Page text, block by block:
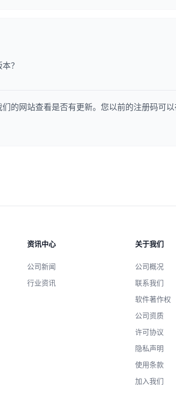
？
的网站查看是否有更新。您以前的注册码可以
资讯中心
公司新闻
行业资讯
关于我们
公司概况
联系我们
软件著作权
公司资质
许可协议
隐私声明
使用条款
加入我们